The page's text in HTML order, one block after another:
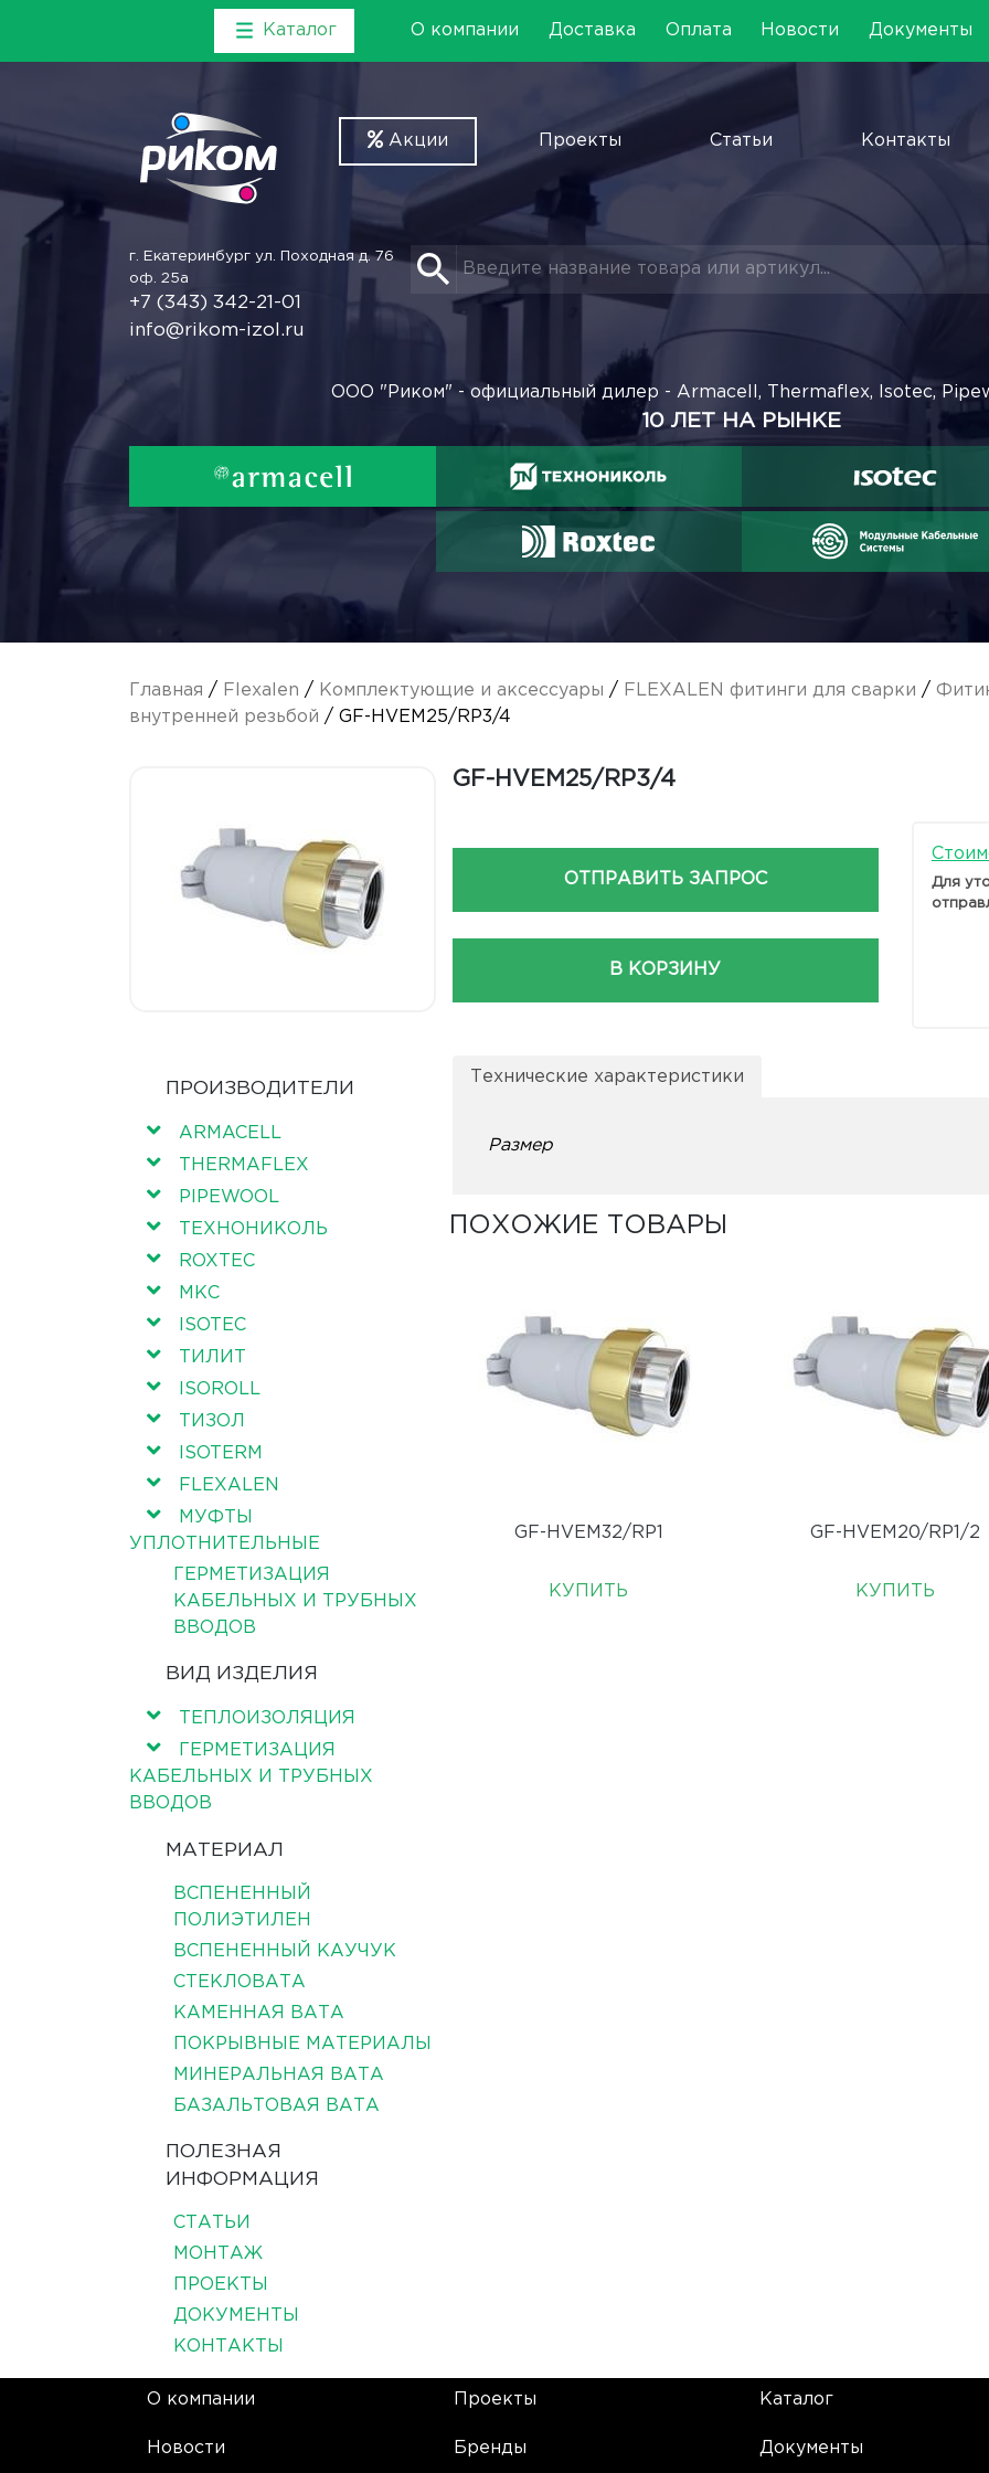
Каталог О компании Доставка Оплата Новости Документы
Акции Проекты Статьи Контакты
г. Екатеринбург ул. Походная д. 76
оф. 25а
+7 (343) 342-21-01
info@rikom-izol.ru
ООО "Риком" - официальный дилер - Armacell, Thermaflex, Isotec,
10 ЛЕТ НА РЫНКЕ
Главная / Flexalen / Комплектующие и аксессуары / FLEXALEN фитинги для сварки /
внутренней резьбой / GF-HVEM25/RP3/4
GF-HVEM25/RP3/4
ОТПРАВИТЬ ЗАПРОС
В КОРЗИНУ
Для
ПРОИЗВОДИТЕЛИ
ARMACELL
THERMAFLEX
PIPEWOOL
ТЕХНОНИКОЛЬ
ROXTEC
МКС
ISOTEC
ТИЛИТ
ISOROLL
ТИЗОЛ
ISOTERM
FLEXALEN
МУФТЫ
УПЛОТНИТЕЛЬНЫЕ
ГЕРМЕТИЗАЦИЯ
КАБЕЛЬНЫХ И ТРУБНЫХ
ВВОДОВ
ВИД ИЗДЕЛИЯ
ТЕПЛОИЗОЛЯЦИЯ
ГЕРМЕТИЗАЦИЯ
КАБЕЛЬНЫХ И ТРУБНЫХ
ВВОДОВ
МАТЕРИАЛ
ВСПЕНЕННЫЙ
ПОЛИЭТИЛЕН
ВСПЕНЕННЫЙ КАУЧУК
СТЕКЛОВАТА
КАМЕННАЯ ВАТА
ПОКРЫВНЫЕ МАТЕРИАЛЫ
МИНЕРАЛЬНАЯ ВАТА
БАЗАЛЬТОВАЯ ВАТА
ПОЛЕЗНАЯ
ИНФОРМАЦИЯ
СТАТЬИ
МОНТАЖ
ПРОЕКТЫ
ДОКУМЕНТЫ
КОНТАКТЫ
Технические характеристики
Размер
ПОХОЖИЕ ТОВАРЫ
GF-HVEM32/RP1
КУПИТЬ
GF-HVEM20/RP1/2
КУПИТЬ
О компании Проекты Каталог
Новости Бренды Документы